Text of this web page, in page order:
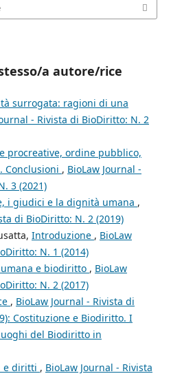
a autore/rice
surrogata: ragioni di una
- Rivista di BioDiritto: N. 2
procreative, ordine pubblico,
Conclusioni , BioLaw Journal -
3 (2021)
i giudici e la dignità umana ,
di BioDiritto: N. 2 (2019)
Introduzione , BioLaw
N. 1 (2014)
e biodiritto , BioLaw
N. 2 (2017)
, BioLaw Journal - Rivista di
Costituzione e Biodiritto. I
del Biodiritto in
e diritti , BioLaw Journal - Rivista